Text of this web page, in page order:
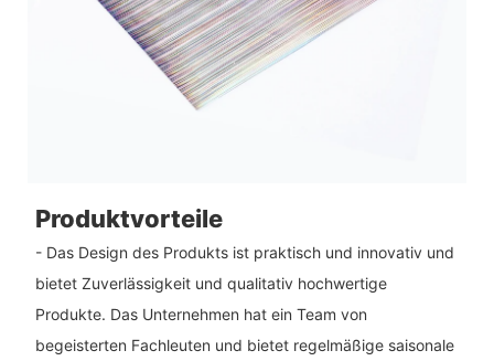
Produktvorteile
- Das Design des Produkts ist praktisch und innovativ und
bietet Zuverlässigkeit und qualitativ hochwertige
Produkte. Das Unternehmen hat ein Team von
begeisterten Fachleuten und bietet regelmäßige saisonale